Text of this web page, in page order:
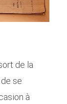
de la
se
à